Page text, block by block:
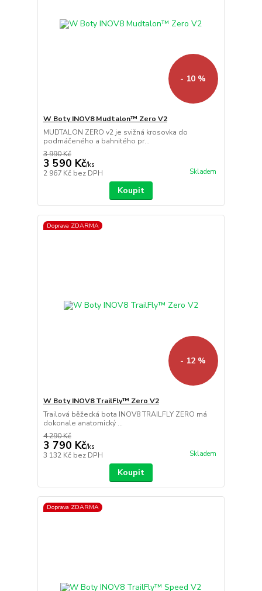
- 10 %
W Boty INOV8 Mudtalon™ Zero V2
MUDTALON ZERO v2 je svižná krosovka do
podmáčeného a bahnitého pr...
3 990 Kč
3 590 Kč/ks
2 967 Kč bez DPH Skladem
Koupit
Doprava ZDARMA
- 12 %
W Boty INOV8 TrailFly™ Zero V2
Trailová běžecká bota INOV8 TRAILFLY ZERO má
dokonale anatomický ...
4 290 Kč
3 790 Kč/ks
3 132 Kč bez DPH Skladem
Koupit
Doprava ZDARMA